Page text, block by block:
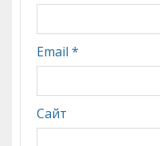
Email *
Сайт